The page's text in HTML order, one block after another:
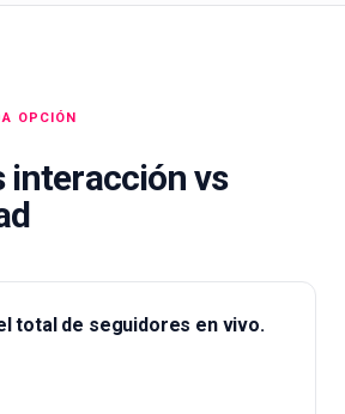
OPCIÓN
interacción vs
total de seguidores en vivo.